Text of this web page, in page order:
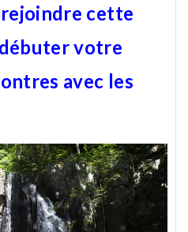
cette
votre
avec les